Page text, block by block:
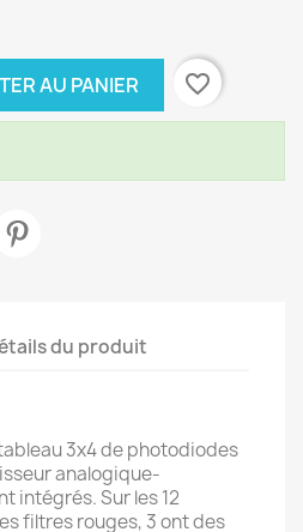
AU PANIER favorite_border
du produit
3x4 de photodiodes
analogique-
intégrés. Sur les 12
filtres rouges, 3 ont des